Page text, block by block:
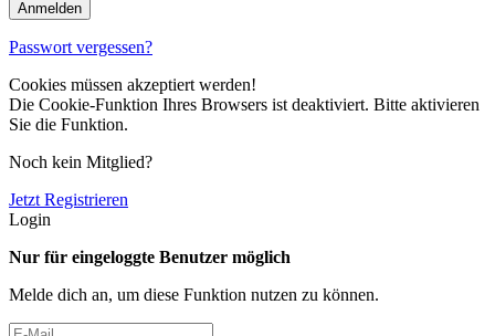
Passwort vergessen?
Cookies müssen akzeptiert werden!
Die Cookie-Funktion Ihres Browsers ist deaktiviert. Bitte aktivieren
Sie die Funktion.
Noch kein Mitglied?
Jetzt Registrieren
Login
Nur für eingeloggte Benutzer möglich
Melde dich an, um diese Funktion nutzen zu können.